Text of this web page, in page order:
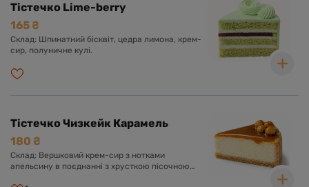
Тістечко Lime-berry
165 ₴
Склад: Шпинатний бісквіт, цедра лимона, крем-
сир, полуничне кулі.
Тістечко Чизкейк Карамель
180 ₴
Склад: Вершковий крем-сир з нотками
апельсину в поєднанні з хрусткою пісочною